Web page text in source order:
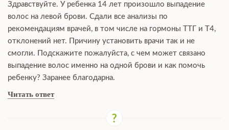
Здравствуйте. У ребенка 14 лет произошло выпадение
волос на левой брови. Сдали все анализы по
рекомендациям врачей, в том числе на гормоны ТТГ и Т4,
отклонений нет. Причину установить врачи так и не
смогли. Подскажите пожалуйста, с чем может связано
выпадение волос именно на одной брови и как помочь
ребенку? Заранее благодарна.
Читать ответ